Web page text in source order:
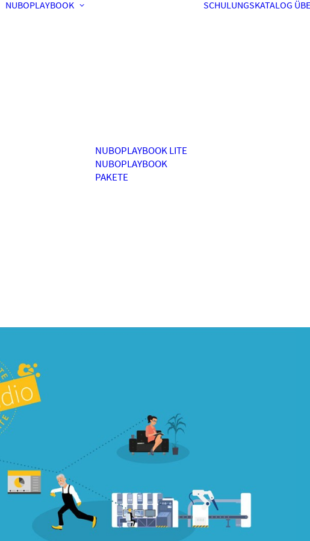
NUBOPLAYBOOK
NUBOPLAYBOOK LITE
NUBOPLAYBOOK
PAKETE
SCHULUNGSKATALOG